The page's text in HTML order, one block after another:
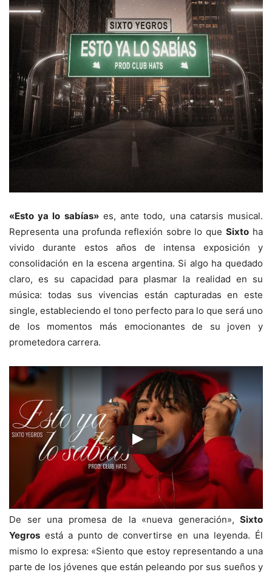
«Esto ya lo sabías»es, ante todo, una catarsis musical.
Representa una profunda reflexión sobre lo queSixto ha
vivido durante estos años de intensa exposición y
consolidación en la escena argentina. Si algo ha quedado
claro, es su capacidad para plasmar la realidad en su
música: todas sus vivencias están capturadas en este
single, estableciendo el tono perfecto para lo que será uno
de los momentos más emocionantes de su joven y
prometedora carrera.
De ser una promesa de la «nueva generación», Sixto
Yegros está a punto de convertirse en una leyenda. Él
mismo lo expresa: «Siento que estoy representando a una
parte de los jóvenes que están peleando por sus sueños y